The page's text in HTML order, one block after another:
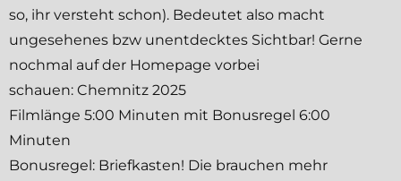
so, ihr versteht schon). Bedeutet also macht
ungesehenes bzw unentdecktes Sichtbar! Gerne
nochmal auf der Homepage vorbei
schauen: Chemnitz 2025
Filmlänge 5:00 Minuten mit Bonusregel 6:00
Minuten
Bonusregel: Briefkasten! Die brauchen mehr